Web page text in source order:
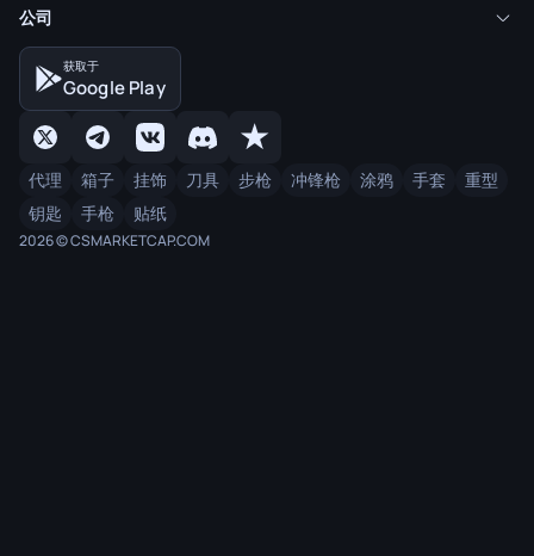
公司
获取于
Google Play
代理 箱子 挂饰 刀具 步枪 冲锋枪 涂鸦 手套
重型
钥匙
手枪 贴纸
2026 © CSMARKETCAP.COM